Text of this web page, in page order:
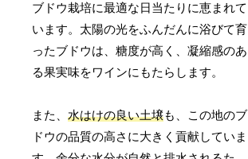
ブドウ栽培に最適な日当たりに恵まれて
います。太陽の光をふんだんに浴びて育
ったブドウは、糖度が高く、凝縮感のあ
る果実味をワインにもたらします。
また、水はけの良い土壌も、この地のブ
ドウの品質の高さに大きく貢献していま